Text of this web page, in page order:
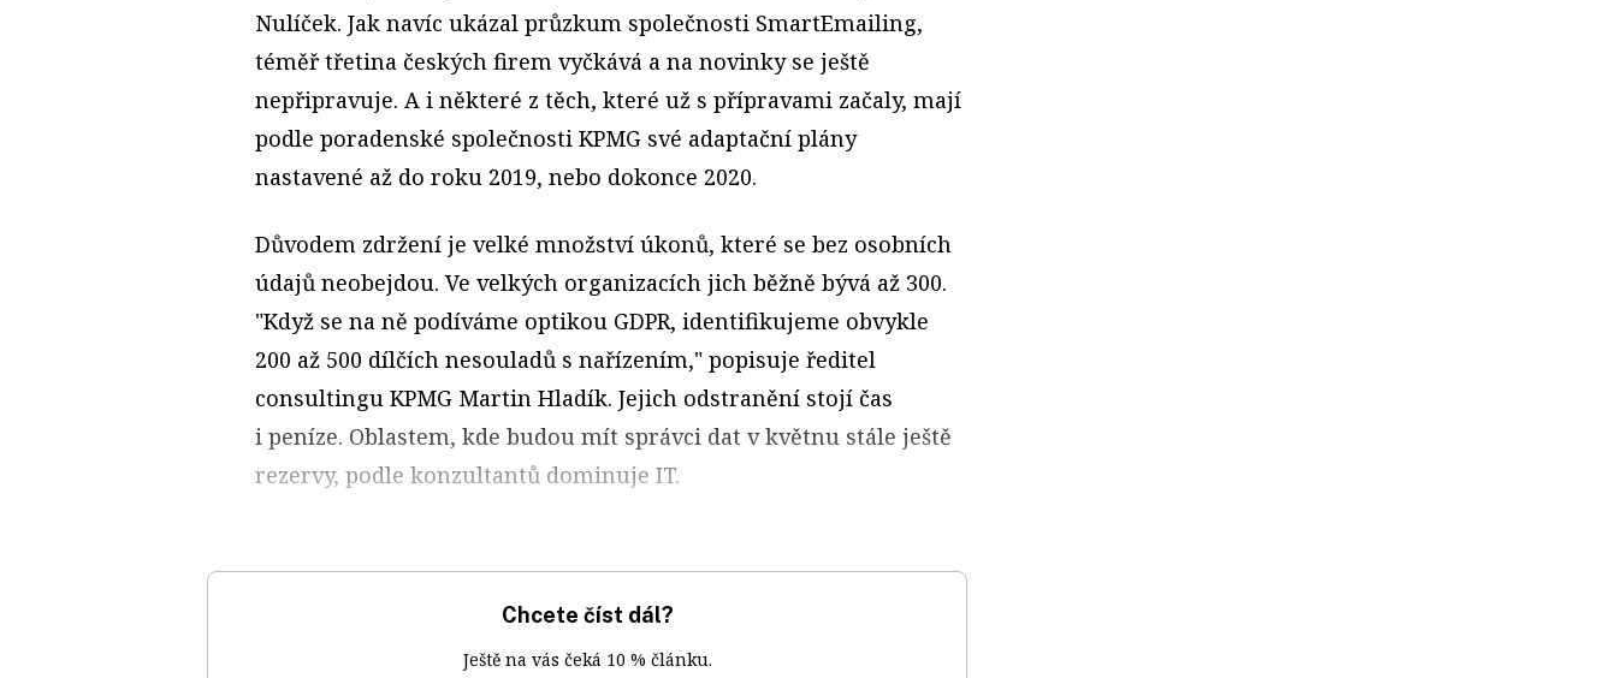
Nulíček. Jak navíc ukázal průzkum společnosti Smart­Emailing,
téměř třetina českých firem vyčkává a na novinky se ještě
nepřipravuje. A i některé z těch, které už s přípravami začaly, mají
podle poradenské společnosti KPMG své adaptační plány
nastavené až do roku 2019, nebo dokonce 2020.
Důvodem zdržení je velké množství úkonů, které se bez osobních
údajů neobejdou. Ve velkých organizacích jich běžně bývá až 300.
"Když se na ně podíváme optikou GDPR, identifikujeme obvykle
200 až 500 dílčích nesouladů s nařízením," popisuje ředitel
consultingu KPMG Martin Hladík. Jejich odstranění stojí čas
i peníze. Oblastem, kde budou mít správci dat v květnu stále ještě
rezervy, podle konzultantů dominuje IT.
Chcete číst dál?
Ještě na vás čeká 10 % článku.